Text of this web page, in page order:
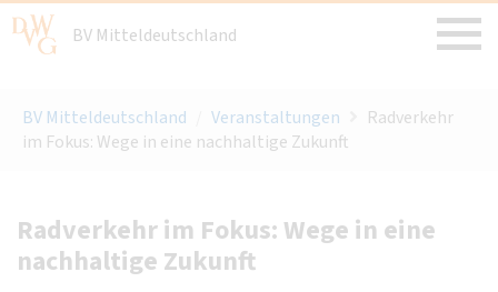
BV Mitteldeutschland
BV Mitteldeutschland Veranstaltungen
Radverkehr
im Fokus: Wege in eine nachhaltige Zukunft
Radverkehr im Fokus: Wege in eine
nachhaltige Zukunft